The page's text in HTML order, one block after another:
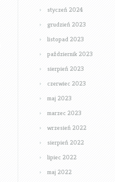
styczeń 2024
grudzień 2023
listopad 2023
październik 2023
sierpień 2023
czerwiec 2023
maj 2023
marzec 2023
wrzesień 2022
sierpień 2022
lipiec 2022
maj 2022